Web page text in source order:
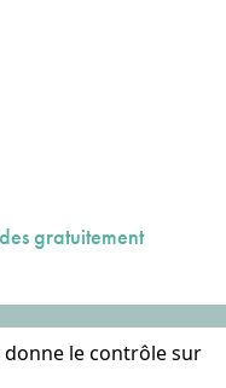
gratuitement
donne le contrôle sur